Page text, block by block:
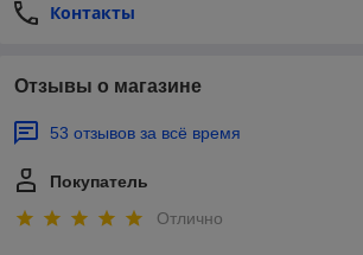
Контакты
Отзывы о магазине
53 отзывов за всё время
Покупатель
Отлично